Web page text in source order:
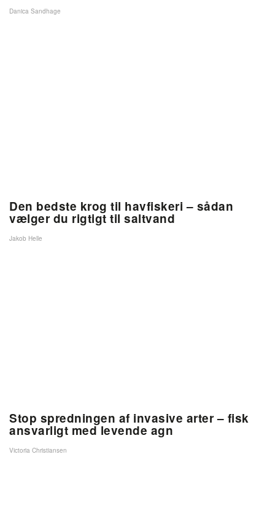
Danica Sandhage
Den bedste krog til havfiskeri – sådan
vælger du rigtigt til saltvand
Jakob Helle
Stop spredningen af invasive arter – fisk
ansvarligt med levende agn
Victoria Christiansen